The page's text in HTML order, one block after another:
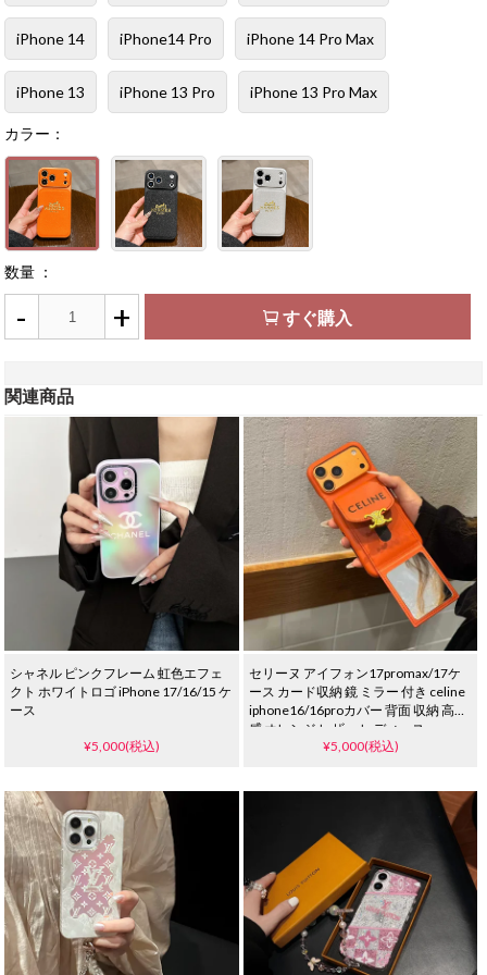
iPhone 14 iPhone14 Pro iPhone 14 Pro Max
iPhone 13 iPhone 13 Pro iPhone 13 Pro Max
カラー：
数量 ：
- + すぐ購入
関連商品
シャネル ピンクフレーム 虹色エフェ
クト ホワイトロゴ iPhone 17/16/15 ケ
ース
¥5,000(税込)
セリーヌ アイフォン17promax/17ケ
ース カード収納 鏡 ミラー 付き celine
iphone16/16proカバー 背面 収納 高級
感 オレンジ レザー レディース
iphone15/14/13 pro maxケース ブラ
¥5,000(税込)